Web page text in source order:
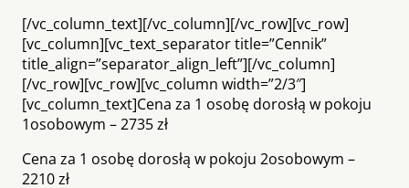
[/vc_column_text][/vc_column][/vc_row][vc_row]
[vc_column][vc_text_separator title=”Cennik”
title_align=”separator_align_left”][/vc_column]
[/vc_row][vc_row][vc_column width=”2/3″]
[vc_column_text]Cena za 1 osobę dorosłą w pokoju
1osobowym – 2735 zł
Cena za 1 osobę dorosłą w pokoju 2osobowym –
2210 zł